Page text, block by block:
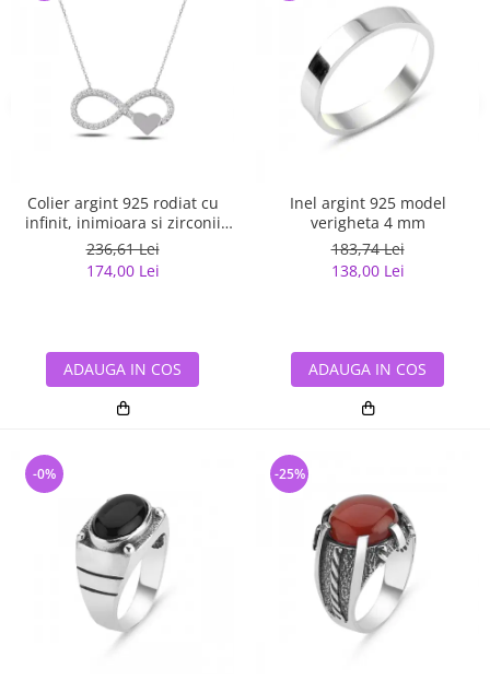
Colier argint 925 rodiat cu
infinit, inimioara si zirconii
albe - Infinite You CTU0067
236,61 Lei
174,00 Lei
ADAUGA IN COS
Inel argint 925 model
verigheta 4 mm
183,74 Lei
138,00 Lei
ADAUGA IN COS
-0% -25%